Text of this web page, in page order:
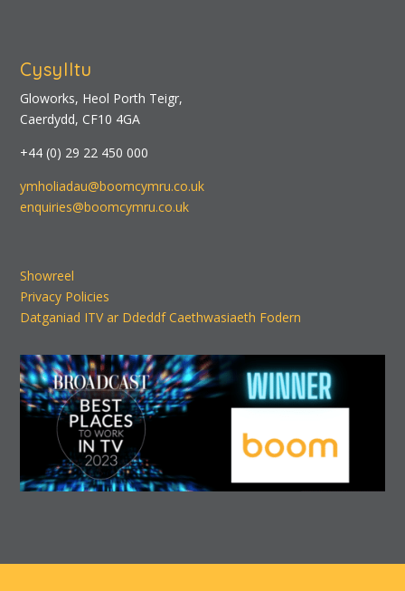
Cysylltu
Gloworks, Heol Porth Teigr,
Caerdydd, CF10 4GA
+44 (0) 29 22 450 000
ymholiadau@boomcymru.co.uk
enquiries@boomcymru.co.uk
Showreel
Privacy Policies
Datganiad ITV ar Ddeddf Caethwasiaeth Fodern